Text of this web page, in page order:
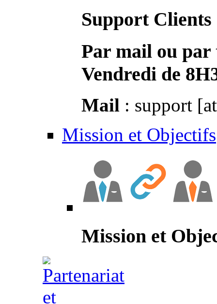
Support Clients
Par mail ou par
Vendredi de
Mail : support
Mission et Objectifs
Mission et